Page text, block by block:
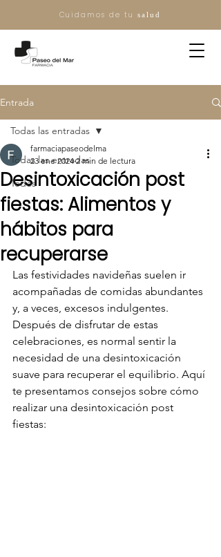
Cuidamos de tu salud
Entrada
Todas las entradas
Todos
Todas las entradas
Desintoxicación post
fiestas: Alimentos y
hábitos para
recuperarse
farmaciapaseodelma
23 ene 2024 2 min de lectura
Las festividades navideñas suelen ir
acompañadas de comidas abundantes
y, a veces, excesos indulgentes.
Después de disfrutar de estas
celebraciones, es normal sentir la
necesidad de una desintoxicación
suave para recuperar el equilibrio. Aquí
te presentamos consejos sobre cómo
realizar una desintoxicación post
fiestas: